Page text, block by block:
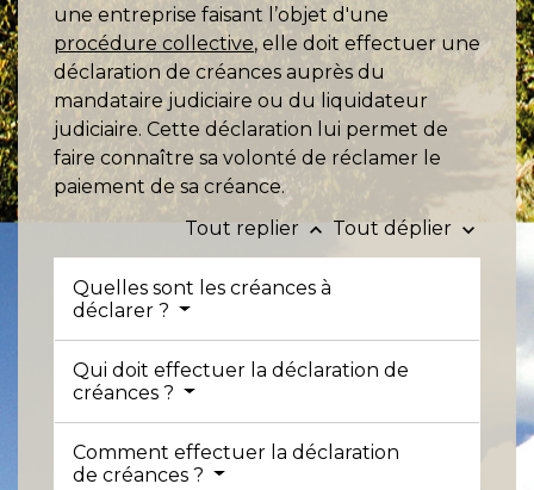
une entreprise faisant l’objet d'une
procédure collective, elle doit effectuer une
déclaration de créances auprès du
mandataire judiciaire ou du liquidateur
judiciaire. Cette déclaration lui permet de
faire connaître sa volonté de réclamer le
paiement de sa créance.
Tout replier keyboard_arrow_up Tout déplier keyboard_arrow_down
Quelles sont les créances à
déclarer ?
Qui doit effectuer la déclaration de
créances ?
Comment effectuer la déclaration
de créances ?